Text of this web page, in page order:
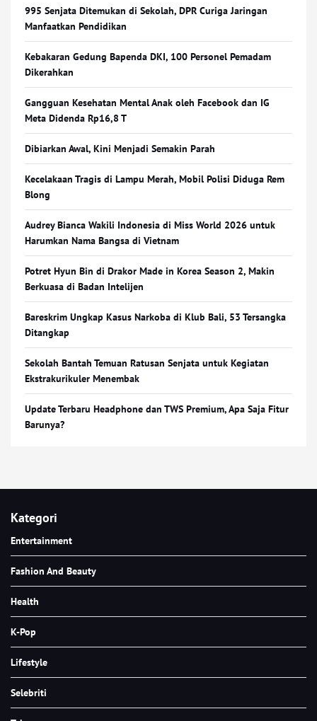
995 Senjata Ditemukan di Sekolah, DPR Curiga Jaringan
Manfaatkan Pendidikan
Kebakaran Gedung Bapenda DKI, 100 Personel Pemadam
Dikerahkan
Gangguan Kesehatan Mental Anak oleh Facebook dan IG
Meta Didenda Rp16,8 T
Dibiarkan Awal, Kini Menjadi Semakin Parah
Kecelakaan Tragis di Lampu Merah, Mobil Polisi Diduga Rem
Blong
Audrey Bianca Wakili Indonesia di Miss World 2026 untuk
Harumkan Nama Bangsa di Vietnam
Potret Hyun Bin di Drakor Made in Korea Season 2, Makin
Berkuasa di Badan Intelijen
Bareskrim Ungkap Kasus Narkoba di Klub Bali, 53 Tersangka
Ditangkap
Sekolah Bantah Temuan Ratusan Senjata untuk Kegiatan
Ekstrakurikuler Menembak
Update Terbaru Headphone dan TWS Premium, Apa Saja Fitur
Barunya?
Kategori
Entertainment
Fashion And Beauty
Health
K-Pop
Lifestyle
Selebriti